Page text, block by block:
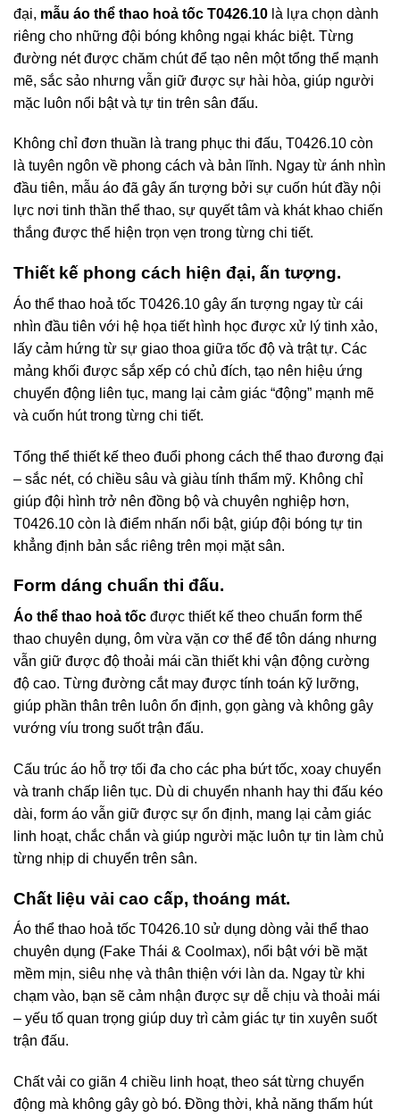
đại, mẫu áo thể thao hoả tốc T0426.10 là lựa chọn dành
riêng cho những đội bóng không ngại khác biệt. Từng
đường nét được chăm chút để tạo nên một tổng thể mạnh
mẽ, sắc sảo nhưng vẫn giữ được sự hài hòa, giúp người
mặc luôn nổi bật và tự tin trên sân đấu.
Không chỉ đơn thuần là trang phục thi đấu, T0426.10 còn
là tuyên ngôn về phong cách và bản lĩnh. Ngay từ ánh nhìn
đầu tiên, mẫu áo đã gây ấn tượng bởi sự cuốn hút đầy nội
lực nơi tinh thần thể thao, sự quyết tâm và khát khao chiến
thắng được thể hiện trọn vẹn trong từng chi tiết.
Thiết kế phong cách hiện đại, ấn tượng.
Áo thể thao hoả tốc T0426.10 gây ấn tượng ngay từ cái
nhìn đầu tiên với hệ họa tiết hình học được xử lý tinh xảo,
lấy cảm hứng từ sự giao thoa giữa tốc độ và trật tự. Các
mảng khối được sắp xếp có chủ đích, tạo nên hiệu ứng
chuyển động liên tục, mang lại cảm giác “động” mạnh mẽ
và cuốn hút trong từng chi tiết.
Tổng thể thiết kế theo đuổi phong cách thể thao đương đại
– sắc nét, có chiều sâu và giàu tính thẩm mỹ. Không chỉ
giúp đội hình trở nên đồng bộ và chuyên nghiệp hơn,
T0426.10 còn là điểm nhấn nổi bật, giúp đội bóng tự tin
khẳng định bản sắc riêng trên mọi mặt sân.
Form dáng chuẩn thi đấu.
Áo thể thao hoả tốc được thiết kế theo chuẩn form thể
thao chuyên dụng, ôm vừa vặn cơ thể để tôn dáng nhưng
vẫn giữ được độ thoải mái cần thiết khi vận động cường
độ cao. Từng đường cắt may được tính toán kỹ lưỡng,
giúp phần thân trên luôn ổn định, gọn gàng và không gây
vướng víu trong suốt trận đấu.
Cấu trúc áo hỗ trợ tối đa cho các pha bứt tốc, xoay chuyển
và tranh chấp liên tục. Dù di chuyển nhanh hay thi đấu kéo
dài, form áo vẫn giữ được sự ổn định, mang lại cảm giác
linh hoạt, chắc chắn và giúp người mặc luôn tự tin làm chủ
từng nhịp di chuyển trên sân.
Chất liệu vải cao cấp, thoáng mát.
Áo thể thao hoả tốc T0426.10 sử dụng dòng vải thể thao
chuyên dụng (Fake Thái & Coolmax), nổi bật với bề mặt
mềm mịn, siêu nhẹ và thân thiện với làn da. Ngay từ khi
chạm vào, bạn sẽ cảm nhận được sự dễ chịu và thoải mái
– yếu tố quan trọng giúp duy trì cảm giác tự tin xuyên suốt
trận đấu.
Chất vải co giãn 4 chiều linh hoạt, theo sát từng chuyển
động mà không gây gò bó. Đồng thời, khả năng thấm hút